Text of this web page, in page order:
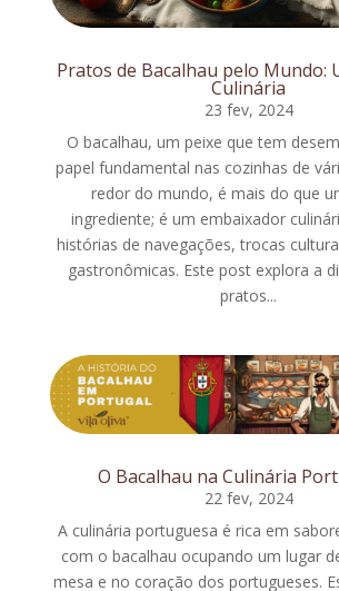
Pratos de Bacalhau pelo Mundo:
Culinária
23 fev, 2024
O bacalhau, um peixe que tem
papel fundamental nas cozinhas de
redor do mundo, é mais do que
ingrediente; é um embaixador
histórias de navegações, trocas
gastronômicas. Este post explora a
pratos...
O Bacalhau na Culinária
22 fev, 2024
A culinária portuguesa é rica em
com o bacalhau ocupando um lugar
mesa e no coração dos portugueses.